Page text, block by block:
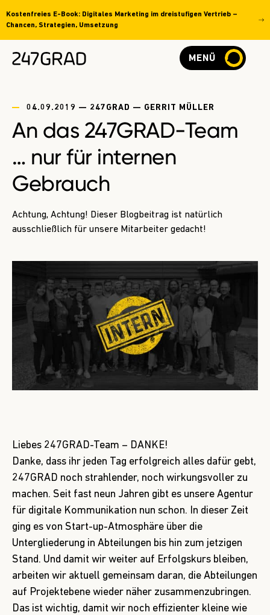
Kostenfreies E-Book: Digitales Marketing im dreistufigen Vertrieb –
Chancen, Strategien, Umsetzung
MENÜ
04.09.2019 — 247GRAD — GERRIT MÜLLER
An das 247GRAD-Team
… nur für internen
Gebrauch
Achtung, Achtung! Dieser Blogbeitrag ist natürlich
ausschließlich für unsere Mitarbeiter gedacht!
Liebes 247GRAD-Team – DANKE!
Danke, dass ihr jeden Tag erfolgreich alles dafür gebt,
247GRAD noch strahlender, noch wirkungsvoller zu
machen. Seit fast neun Jahren gibt es unsere Agentur
für digitale Kommunikation nun schon. In dieser Zeit
ging es von Start-up-Atmosphäre über die
Untergliederung in Abteilungen bis hin zum jetzigen
Stand. Und damit wir weiter auf Erfolgskurs bleiben,
arbeiten wir aktuell gemeinsam daran, die Abteilungen
auf Projektebene wieder näher zusammenzubringen.
Das ist wichtig, damit wir noch effizienter kleine wie